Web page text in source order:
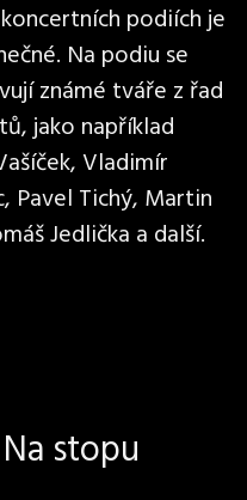
podiích je
Na podiu se
známé tváře z řad
jako například
Vladimír
Pavel Tichý, Martin
Jedlička a další.
stopu